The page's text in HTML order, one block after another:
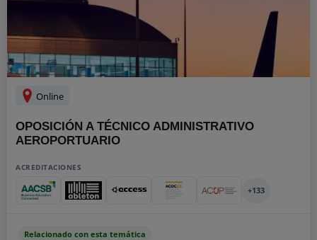
Online
OPOSICIÓN A TÉCNICO ADMINISTRATIVO
AEROPORTUARIO
ACREDITACIONES
+133
Relacionado con esta temática